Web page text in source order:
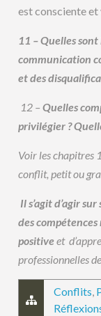
est consciente
11 – Quelles
communication
et des
12 –Quelles
privilégier ?
Voir les chapitres
conflit, petit ou
Il s’agit d’agir
des compétences
positiveet
professionnelles
Conflits,